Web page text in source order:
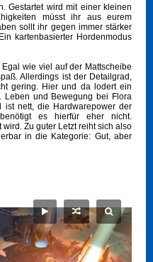
Gestartet wird mit einer kleinen
müsst ihr aus eurem
sollt ihr gegen immer stärker
kartenbasierter Hordenmodus
wie viel auf der Mattscheibe
Allerdings ist der Detailgrad,
gering. Hier und da lodert ein
Leben und Bewegung bei Flora
ist nett, die Hardwarepower der
es hierfür eher nicht.
Zu guter Letzt reiht sich also
in die Kategorie: Gut, aber